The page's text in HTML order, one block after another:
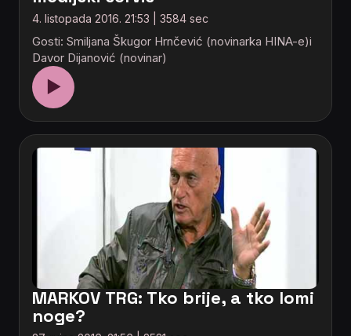
4. listopada 2016. 21:53 | 3584 sec
Gosti: Smiljana Škugor Hrnčević (novinarka HINA-e)i
Davor Dijanović (novinar)
▶
MARKOV TRG: Tko brije, a tko lomi
noge?